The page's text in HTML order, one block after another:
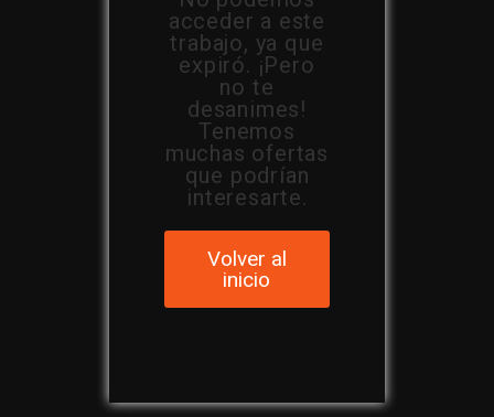
acceder a este
trabajo, ya que
expiró. ¡Pero
no te
desanimes!
Tenemos
muchas ofertas
que podrían
interesarte.
Volver al
inicio